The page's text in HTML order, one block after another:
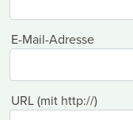
E-Mail-Adresse
URL (mit http://)